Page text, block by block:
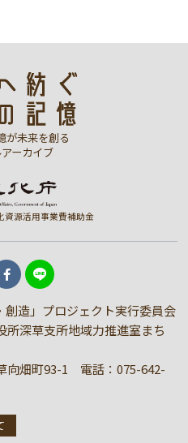
が未来を創る
ーカイブ
資源活用事業費補助金
造」プロジェクト実行委員会
所深草支所地域力推進室まち
向畑町93-1 電話：075-642-